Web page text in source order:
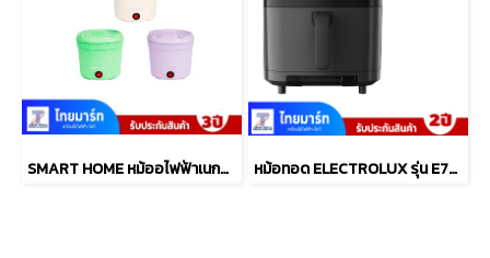
SMART HOME หม้ออไฟฟ้าเนกประสงค์ 1 ลิตร รุ่น SFP450 หม้อทอด ELECTROLUX รุ่น E7AF1-700P ขนาด6.9 ลิตร